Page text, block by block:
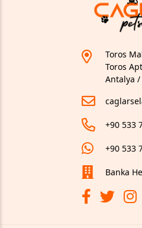
Toros
Toros
Antalya
+90 533
+90 533
Banka